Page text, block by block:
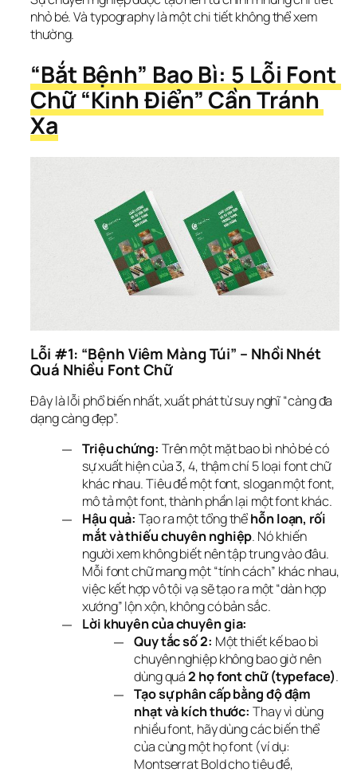
nhỏ bé. Và typography là một chi tiết không thể xem
thường.
“Bắt Bệnh” Bao Bì: 5 Lỗi Font
Chữ “Kinh Điển” Cần Tránh
Xa
Lỗi #1: “Bệnh Viêm Màng Túi” – Nhồi Nhét
Quá Nhiều Font Chữ
Đây là lỗi phổ biến nhất, xuất phát từ suy nghĩ “càng đa
dạng càng đẹp”.
Triệu chứng: Trên một mặt bao bì nhỏ bé có
sự xuất hiện của 3, 4, thậm chí 5 loại font chữ
khác nhau. Tiêu đề một font, slogan một font,
mô tả một font, thành phần lại một font khác.
Hậu quả: Tạo ra một tổng thểhỗn loạn, rối
mắt và thiếu chuyên nghiệp. Nó khiến
người xem không biết nên tập trung vào đâu.
Mỗi font chữ mang một “tính cách” khác nhau,
việc kết hợp vô tội vạ sẽ tạo ra một “dàn hợp
xướng” lộn xộn, không có bản sắc.
Lời khuyên của chuyên gia:
Quy tắc số 2: Một thiết kế bao bì
chuyên nghiệp không bao giờ nên
dùng quá2 họ font chữ (typeface).
Tạo sự phân cấp bằng độ đậm
nhạt và kích thước: Thay vì dùng
nhiều font, hãy dùng các biến thể
của cùng một họ font (ví dụ:
Montserrat Bold cho tiêu đề,